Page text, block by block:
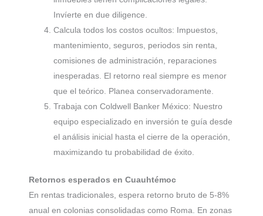
Invíerte en due diligence.
Calcula todos los costos ocultos: Impuestos,
mantenimiento, seguros, periodos sin renta,
comisiones de administración, reparaciones
inesperadas. El retorno real siempre es menor
que el teórico. Planea conservadoramente.
Trabaja con Coldwell Banker México: Nuestro
equipo especializado en inversión te guía desde
el análisis inicial hasta el cierre de la operación,
maximizando tu probabilidad de éxito.
Retornos esperados en Cuauhtémoc
En rentas tradicionales, espera retorno bruto de 5-8%
anual en colonias consolidadas como Roma. En zonas